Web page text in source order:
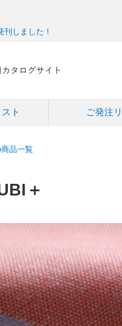
しました！
ト ご発注
品一覧
＋